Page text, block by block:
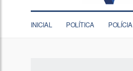
INICIAL POLÍTICA POLÍCIA